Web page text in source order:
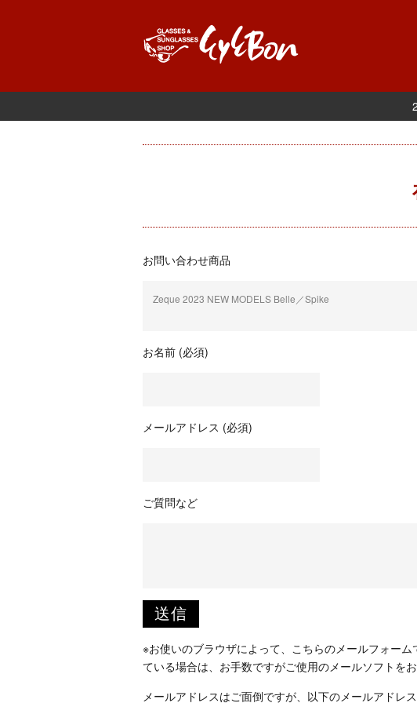
お問い合わせ商品
お名前 (必須)
メールアドレス (必須)
ご質問など
※お使いのブラウザによって、こちらのメールフォー
ている場合は、お手数ですがご使用のメールソフトをお
メールアドレスはご面倒ですが、以下のメールアドレ